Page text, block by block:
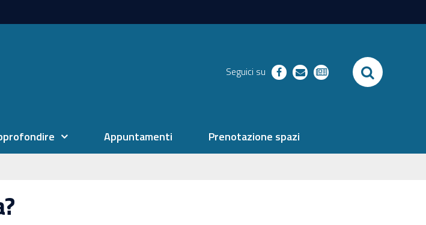
Seguici su facebookrichiestenewsletter SEARCH
Appuntamenti Prenotazione spazi